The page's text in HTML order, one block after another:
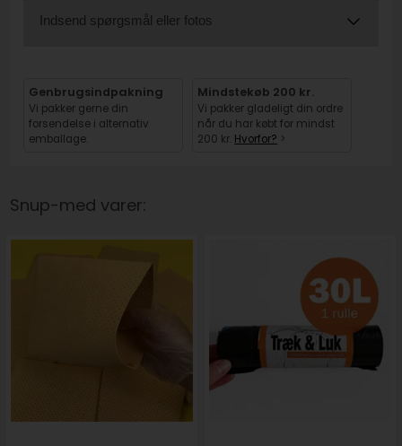
Indsend spørgsmål eller fotos
Genbrugsindpakning
Vi pakker gerne din
forsendelse i alternativ
emballage.
Mindstekøb 200 kr.
Vi pakker gladeligt din ordre
når du har købt for mindst
200 kr. Hvorfor? >
Snup-med varer: